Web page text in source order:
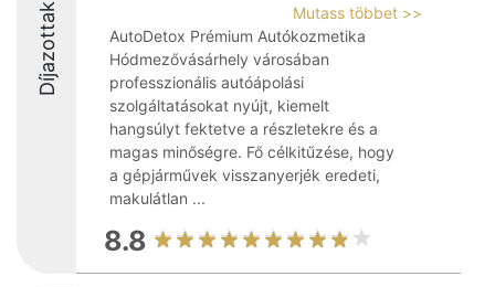
Díjazottak
Mutass többet >>
AutoDetox Prémium Autókozmetika
Hódmezővásárhely városában
professzionális autóápolási
szolgáltatásokat nyújt, kiemelt
hangsúlyt fektetve a részletekre és a
magas minőségre. Fő célkitűzése, hogy
a gépjárművek visszanyerjék eredeti,
makulátlan ...
8.8